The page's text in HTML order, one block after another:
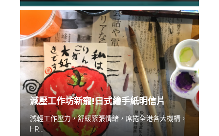
減壓工作坊新寵!日式繪手紙明信片
減輕工作壓力，舒緩緊張情緒，席捲全港各大機構，
HR...